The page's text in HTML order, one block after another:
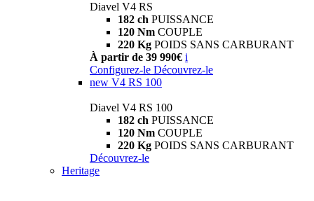
Diavel V4 RS
182 ch PUISSANCE
120 Nm COUPLE
220 Kg POIDS SANS CARBURANT
À partir de 39 990€ i
Configurez-le Découvrez-le
new V4 RS 100
Diavel V4 RS 100
182 ch PUISSANCE
120 Nm COUPLE
220 Kg POIDS SANS CARBURANT
Découvrez-le
Heritage